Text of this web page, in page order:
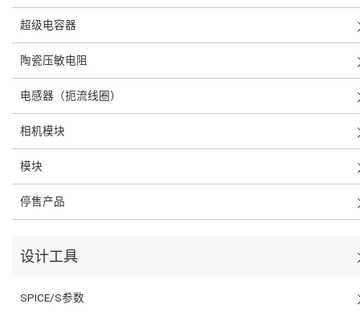
超级电容器
陶瓷压敏电阻
电感器（扼流线圈）
相机模块
模块
停售产品
设计工具
SPICE/S参数